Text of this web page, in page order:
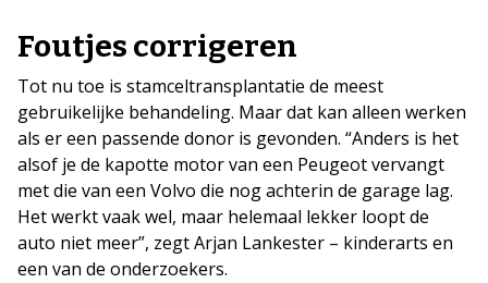
Foutjes corrigeren
Tot nu toe is stamceltransplantatie de meest
gebruikelijke behandeling. Maar dat kan alleen werken
als er een passende donor is gevonden. “Anders is het
alsof je de kapotte motor van een Peugeot vervangt
met die van een Volvo die nog achterin de garage lag.
Het werkt vaak wel, maar helemaal lekker loopt de
auto niet meer”, zegt Arjan Lankester – kinderarts en
een van de onderzoekers.